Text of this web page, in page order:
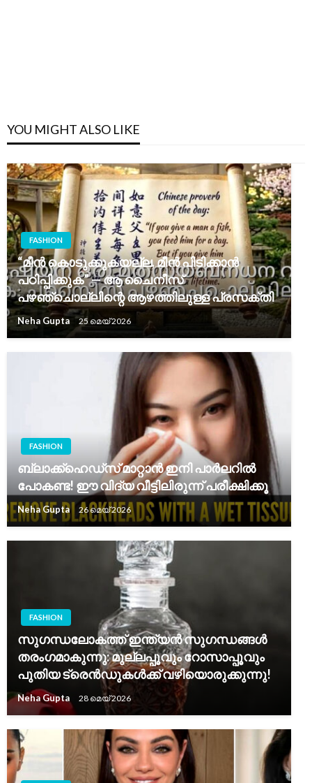
YOU MIGHT ALSO LIKE
FASHION
“മീന്‍ കൊടുക്കുകയല്ല, മീന്‍ പിടിക്കാന്‍
പഠിപ്പിക്കുക” — ആ ചൈനീസ്
പഴഞ്ചൊല്ലിന്റെ ആഴത്തിലുള്ള പ്രസക്തി
Neha Gupta 25 മെയ്‌ 2026
FASHION
ബ്ലാക്ക്‌ഹെഡ്‌സ് മാറ്റാൻ ഇനി പാർലറിൽ
പോകണ്ട! ഈ വിദ്യ വീട്ടിലിരുന്ന് പരീക്ഷിക്കൂ
Neha Gupta 26 മെയ്‌ 2026
FASHION
സുഗന്ധലോകത്ത് ഇന്ത്യൻ സുഗന്ധങ്ങൾ
തരംഗമാകുന്നു: മുല്ലപ്പൂവും റോസാപ്പൂവും
പുതിയ ട്രെൻഡുകൾക്ക് വഴിയൊരുക്കുന്നു!
Neha Gupta 28 മെയ്‌ 2026